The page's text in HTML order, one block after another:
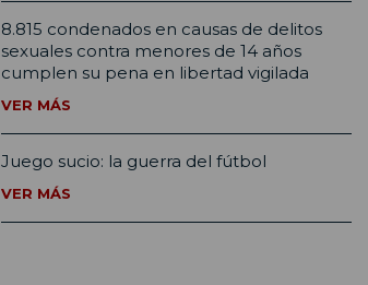
8.815 condenados en causas de delitos
sexuales contra menores de 14 años
cumplen su pena en libertad vigilada
VER MÁS
Juego sucio: la guerra del fútbol
VER MÁS